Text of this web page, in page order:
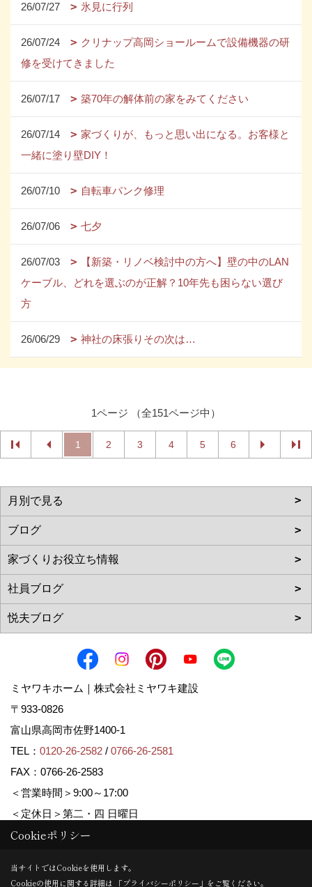
26/07/27 氷見に行列
26/07/24
クリナップ高岡ショールームで設備機器の研
修を受けてきました
26/07/17 築70年の解体前の家をみてください
26/07/14
家づくりが、もっと思い出になる。お客様と
一緒に塗り壁DIY！
26/07/10 自転車パンク修理
26/07/06 七夕
26/07/03
【新築・リノベ検討中の方へ】壁の中のLAN
ケーブル、どれを選ぶのが正解？10年先も困らない選び
方
26/06/29 神社の床張りその次は…
1ページ （全151ページ中）
1 2 3 4 5 6
ミヤワキホーム｜株式会社ミヤワキ建設
〒933-0826
富山県高岡市佐野1400-1
TEL： 0120-26-2582 / 0766-26-2581
FAX：0766-26-2583
＜営業時間＞9:00～17:00
＜定休日＞第二・四 日曜日
Copyright (c) MIYAWAKI HOME. All Rights Reserved.
Produced byゴデスクリエイト
Cookieポリシー
当サイトではCookieを使用します。
Cookieの使用に関する詳細は 「プライバシーポリシー 」をご覧ください。